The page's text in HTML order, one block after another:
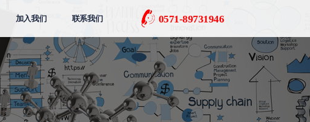
加入我们 联系我们 0571-89731946